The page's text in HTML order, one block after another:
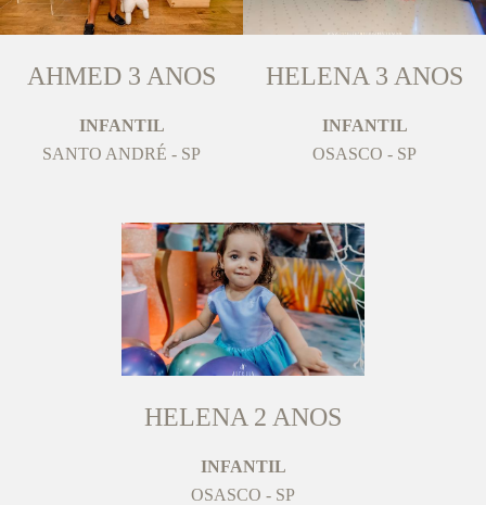
AHMED 3 ANOS
INFANTIL
SANTO ANDRÉ - SP
HELENA 3 ANOS
INFANTIL
OSASCO - SP
HELENA 2 ANOS
INFANTIL
OSASCO - SP